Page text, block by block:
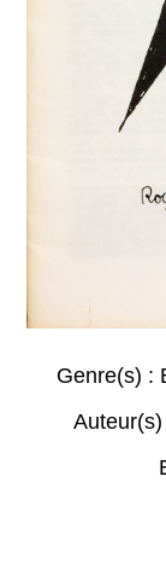
Genre(s) :
Auteur(s)